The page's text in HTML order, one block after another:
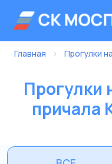
Главная › Прогулки
Прогулки
причала
с Ужином